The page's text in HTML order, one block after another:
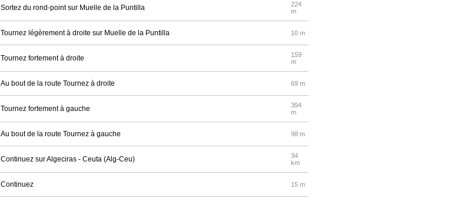
Sortez du rond-point sur Muelle de la Puntilla
224
m
Tournez légèrement à droite sur Muelle de la Puntilla 10 m
Tournez fortement à droite
159
m
Au bout de la route Tournez à droite 69 m
Tournez fortement à gauche
394
m
Au bout de la route Tournez à gauche 98 m
Continuez sur Algeciras - Ceuta (Alg-Ceu)
34
km
Continuez 15 m